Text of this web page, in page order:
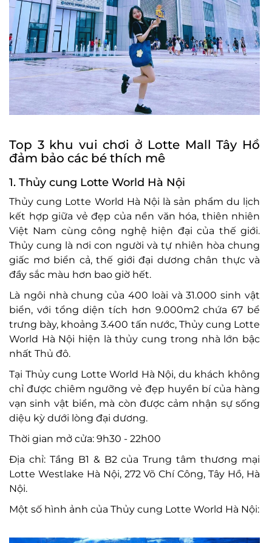
Top 3 khu vui chơi ở Lotte Mall Tây Hồ
đảm bảo các bé thích mê
1. Thủy cung Lotte World Hà Nội
Thủy cung Lotte World Hà Nội là sản phẩm du lịch
kết hợp giữa vẻ đẹp của nền văn hóa, thiên nhiên
Việt Nam cùng công nghệ hiện đại của thế giới.
Thủy cung là nơi con người và tự nhiên hòa chung
giấc mơ biển cả, thế giới đại dương chân thực và
đầy sắc màu hơn bao giờ hết.
Là ngôi nhà chung của 400 loài và 31.000 sinh vật
biển, với tổng diện tích hơn 9.000m2 chứa 67 bể
trưng bày, khoảng 3.400 tấn nước, Thủy cung Lotte
World Hà Nội hiện là thủy cung trong nhà lớn bậc
nhất Thủ đô.
Tại Thủy cung Lotte World Hà Nội, du khách không
chỉ được chiêm ngưỡng vẻ đẹp huyền bí của hàng
vạn sinh vật biển, mà còn được cảm nhận sự sống
diệu kỳ dưới lòng đại dương.
Thời gian mở cửa: 9h30 - 22h00
Địa chỉ: Tầng B1 & B2 của Trung tâm thương mại
Lotte Westlake Hà Nội, 272 Võ Chí Công, Tây Hồ, Hà
Nội.
Một số hình ảnh của Thủy cung Lotte World Hà Nội: